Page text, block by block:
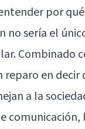
por
no sería el
Combinado
en
a la